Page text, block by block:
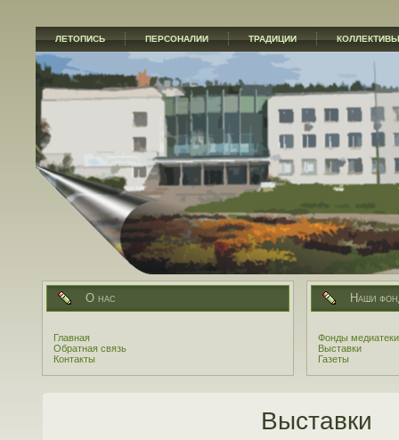
ЛЕТОПИСЬ ПЕРСОНАЛИИ ТРАДИЦИИ КОЛЛЕКТИВЫ
О нас
Главная
Обратная связь
Контакты
Наши
Фонды медиатеки
Выставки
Газеты
Выставки